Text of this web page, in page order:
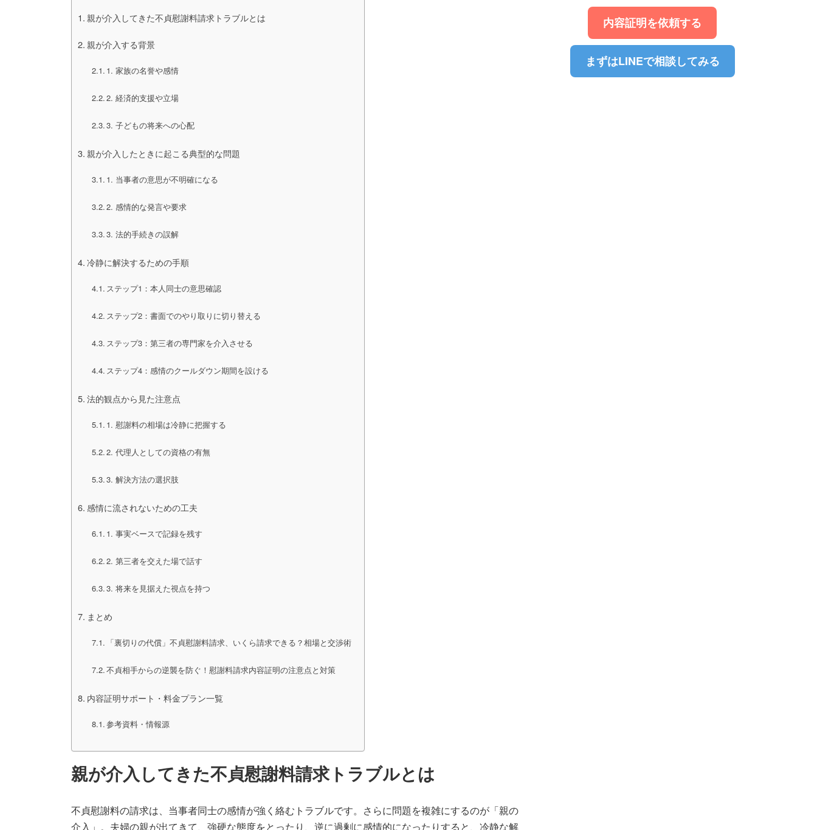
親が介入してきた不貞慰謝料請求トラブルとは
親が介入する背景
1. 家族の名誉や感情
2. 経済的支援や立場
3. 子どもの将来への心配
親が介入したときに起こる典型的な問題
1. 当事者の意思が不明確になる
2. 感情的な発言や要求
3. 法的手続きの誤解
冷静に解決するための手順
ステップ1：本人同士の意思確認
ステップ2：書面でのやり取りに切り替える
ステップ3：第三者の専門家を介入させる
ステップ4：感情のクールダウン期間を設ける
法的観点から見た注意点
1. 慰謝料の相場は冷静に把握する
2. 代理人としての資格の有無
3. 解決方法の選択肢
感情に流されないための工夫
1. 事実ベースで記録を残す
2. 第三者を交えた場で話す
3. 将来を見据えた視点を持つ
まとめ
「裏切りの代償」不貞慰謝料請求、いくら請求できる？相場と交渉術
不貞相手からの逆襲を防ぐ！慰謝料請求内容証明の注意点と対策
内容証明サポート・料金プラン一覧
参考資料・情報源
親が介入してきた不貞慰謝料請求トラブルとは
不貞慰謝料の請求は、当事者同士の感情が強く絡むトラブルです。さらに問題を複雑にするのが「親の
介入」。夫婦の親が出てきて、強硬な態度をとったり、逆に過剰に感情的になったりすると、冷静な解
内容証明を依頼する
まずはLINEで相談してみる